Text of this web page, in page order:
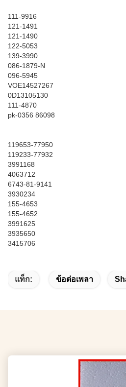
111-9916
121-1491
121-1490
122-5053
139-3990
086-1879-N
096-5945
VOE14527267
0D13105130
111-4870
pk-0356 86098
119653-77950
119233-77932
3991168
4063712
6743-81-9141
3930234
155-4653
155-4652
3991625
3935650
3415706
แท็ก: ข้อต่อเพลา